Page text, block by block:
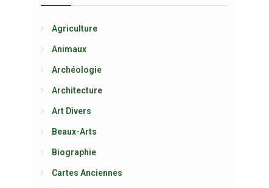
Agriculture
Animaux
Archéologie
Architecture
Art Divers
Beaux-Arts
Biographie
Cartes Anciennes